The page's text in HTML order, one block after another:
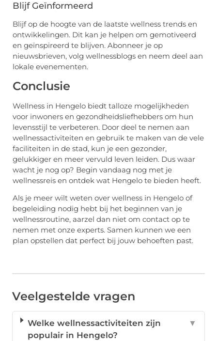
Blijf Geïnformeerd
Blijf op de hoogte van de laatste wellness trends en
ontwikkelingen. Dit kan je helpen om gemotiveerd
en geïnspireerd te blijven. Abonneer je op
nieuwsbrieven, volg wellnessblogs en neem deel aan
lokale evenementen.
Conclusie
Wellness in Hengelo biedt talloze mogelijkheden
voor inwoners en gezondheidsliefhebbers om hun
levensstijl te verbeteren. Door deel te nemen aan
wellnessactiviteiten en gebruik te maken van de vele
faciliteiten in de stad, kun je een gezonder,
gelukkiger en meer vervuld leven leiden. Dus waar
wacht je nog op? Begin vandaag nog met je
wellnessreis en ontdek wat Hengelo te bieden heeft.
Als je meer wilt weten over wellness in Hengelo of
begeleiding nodig hebt bij het beginnen van je
wellnessroutine, aarzel dan niet om contact op te
nemen met onze experts. Samen kunnen we een
plan opstellen dat perfect bij jouw behoeften past.
Veelgestelde vragen
Welke wellnessactiviteiten zijn
populair in Hengelo?
▼